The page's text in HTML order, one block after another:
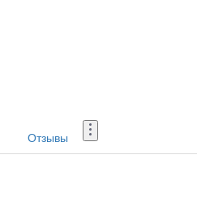
Отзывы